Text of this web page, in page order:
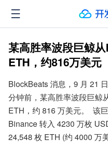
某高胜率波段巨鲸
ETH，约816万美元
BlockBeats 消息，9 月 21
分钟前，某高胜率波段巨鲸
ETH，约 816 万美元。  该
Binance 转入 4230 万枚
24,548 枚 ETH (约 4000 万